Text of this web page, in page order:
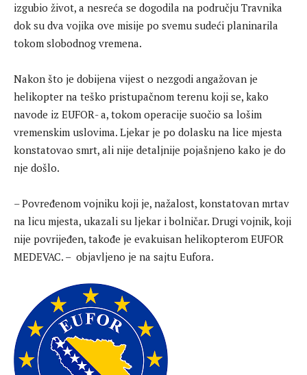
izgubio život, a nesreća se dogodila na području Travnika
dok su dva vojika ove misije po svemu sudeći planinarila
tokom slobodnog vremena.
Nakon što je dobijena vijest o nezgodi angažovan je
helikopter na teško pristupačnom terenu koji se, kako
navode iz EUFOR- a, tokom operacije suočio sa lošim
vremenskim uslovima. Ljekar je po dolasku na lice mjesta
konstatovao smrt, ali nije detaljnije pojašnjeno kako je do
nje došlo.
– Povređenom vojniku koji je, nažalost, konstatovan mrtav
na licu mjesta, ukazali su ljekar i bolničar. Drugi vojnik, koji
nije povrijeđen, takođe je evakuisan helikopterom EUFOR
MEDEVAC. – objavljeno je na sajtu Eufora.